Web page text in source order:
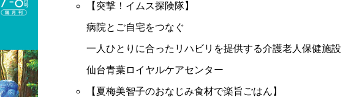
【突撃！イムス探険隊】
病院とご自宅をつなぐ
一人ひとりに合ったリハビリを提供する介護老人保健施設
仙台青葉ロイヤルケアセンター
【夏梅美智子のおなじみ食材で楽旨ごはん】